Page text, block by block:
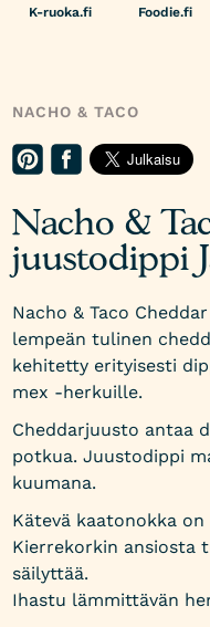
K-ruoka.fi Foodie.fi
NACHO & TACO
Nacho &
juustodippi
Nacho & Taco
lempeän tulinen
kehitetty erityisesti
mex -herkuille.
Cheddarjuusto antaa
potkua. Juustodippi
kuumana.
Kätevä kaatonokka
Kierrekorkin ansiosta
säilyttää.
Ihastu lämmittävän